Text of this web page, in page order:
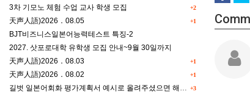
+2
3차 기모노 체험 수업 교사 학생 모집
+1
天声人語)2026．08.05
BJT비즈니스일본어능력테스트 특징-2
2027. 삿포로대학 유학생 모집 안내~9월 30일까지
+1
天声人語)2026．08.03
+1
天声人語)2026．08.02
+3
길벗 일본어회화 평가계획서 예시로 올려주셨으면 해요^^